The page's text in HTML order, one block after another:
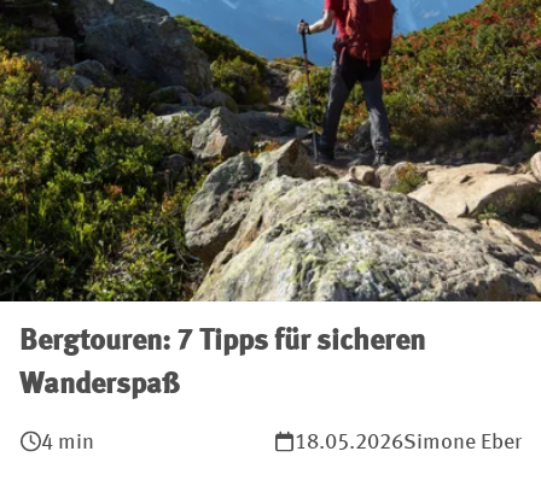
Bergtouren: 7 Tipps für sicheren
Wanderspaß
4 min 18.05.2026Simone Eber